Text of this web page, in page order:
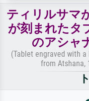
ティリルサマ
が刻まれたタ
のアシャ
(Tablet engraved with
from Atshana,